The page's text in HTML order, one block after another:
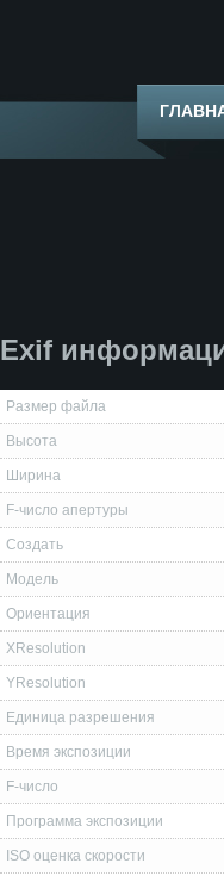
Exif
Размер файла
Высота
Ширина
F-число апертуры
Создать
Модель
Ориентация
XResolution
YResolution
Единица разрешения
Время экспозиции
F-число
Программа экспозиции
ISO оценка скорости